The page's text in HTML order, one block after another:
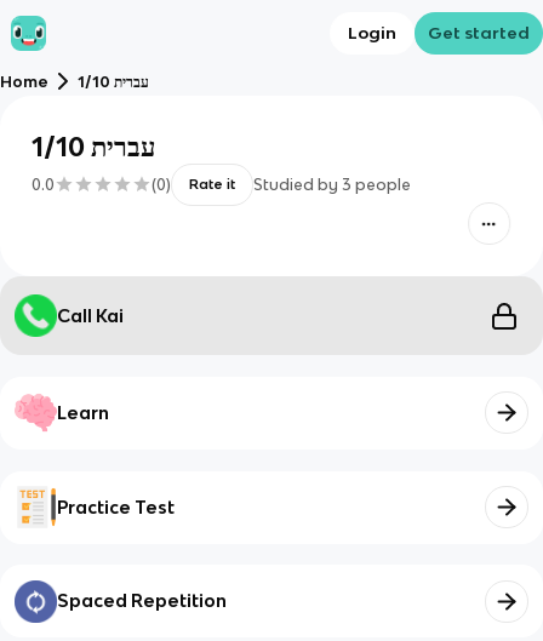
Login Get started
Home עברית 1/10
עברית 1/10
0.0 (0) Rate it Studied by 3 people
Call Kai
Learn
Practice Test
Spaced Repetition